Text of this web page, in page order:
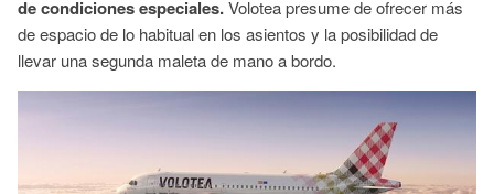
de condiciones especiales.Volotea presume de ofrecer más
de espacio de lo habitual en los asientos y la posibilidad de
llevar una segunda maleta de mano a bordo.